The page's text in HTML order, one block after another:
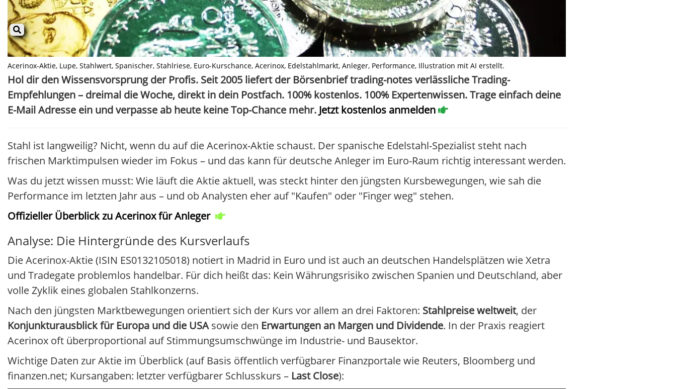
Acerinox-Aktie, Lupe, Stahlwert, Spanischer, Stahlriese, Euro-Kurschance, Acerinox, Edelstahlmarkt, Anleger, Performance, Illustration mit AI erstellt.
Hol dir den Wissensvorsprung der Profis. Seit 2005 liefert der Börsenbrief trading-notes verlässliche Trading-
Empfehlungen – dreimal die Woche, direkt in dein Postfach. 100% kostenlos. 100% Expertenwissen. Trage einfach deine
E-Mail Adresse ein und verpasse ab heute keine Top-Chance mehr. Jetzt kostenlos anmelden
Stahl ist langweilig? Nicht, wenn du auf die Acerinox-Aktie schaust. Der spanische Edelstahl-Spezialist steht nach
frischen Marktimpulsen wieder im Fokus – und das kann für deutsche Anleger im Euro-Raum richtig interessant werden.
Was du jetzt wissen musst: Wie läuft die Aktie aktuell, was steckt hinter den jüngsten Kursbewegungen, wie sah die
Performance im letzten Jahr aus – und ob Analysten eher auf "Kaufen" oder "Finger weg" stehen.
Offizieller Überblick zu Acerinox für Anleger
Analyse: Die Hintergründe des Kursverlaufs
Die Acerinox-Aktie (ISIN ES0132105018) notiert in Madrid in Euro und ist auch an deutschen Handelsplätzen wie Xetra
und Tradegate problemlos handelbar. Für dich heißt das: Kein Währungsrisiko zwischen Spanien und Deutschland, aber
volle Zyklik eines globalen Stahlkonzerns.
Nach den jüngsten Marktbewegungen orientiert sich der Kurs vor allem an drei Faktoren: Stahlpreise weltweit, der
Konjunkturausblick für Europa und die USAsowie den Erwartungen an Margen und Dividende. In der Praxis reagiert
Acerinox oft überproportional auf Stimmungsumschwünge im Industrie- und Bausektor.
Wichtige Daten zur Aktie im Überblick (auf Basis öffentlich verfügbarer Finanzportale wie Reuters, Bloomberg und
finanzen.net; Kursangaben: letzter verfügbarer Schlusskurs – Last Close):